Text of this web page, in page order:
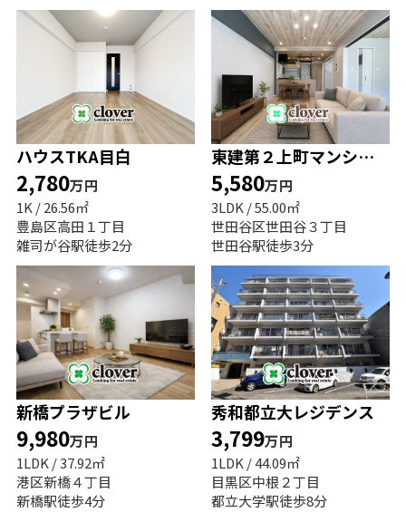
ハウスTKA目白
2,780万円
1K / 26.56㎡
豊島区高田１丁目
雑司が谷駅徒歩2分
東建第２上町マンション
5,580万円
3LDK / 55.00㎡
世田谷区世田谷３丁目
世田谷駅徒歩3分
新橋プラザビル
9,980万円
1LDK / 37.92㎡
港区新橋４丁目
新橋駅徒歩4分
秀和都立大レジデンス
3,799万円
1LDK / 44.09㎡
目黒区中根２丁目
都立大学駅徒歩8分